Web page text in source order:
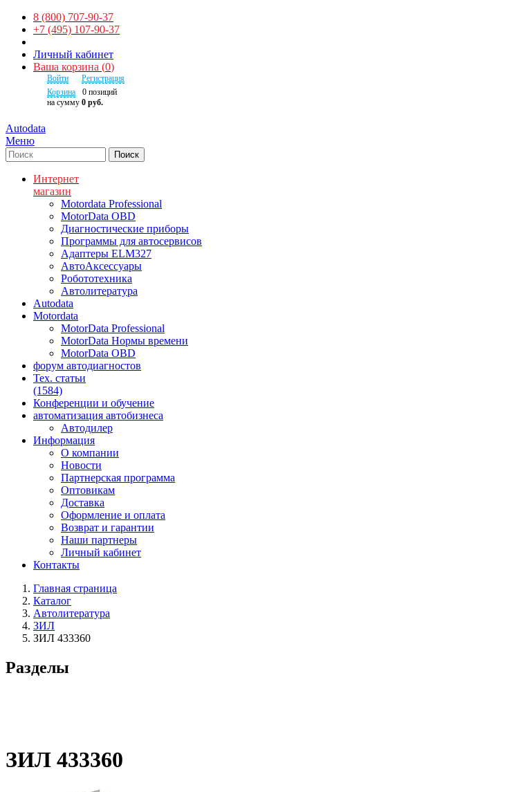
8 (800) 707-90-37
+7 (495) 107-90-37
Личный кабинет
Ваша корзина (0)
Войти
Регистрация
Корзина
0 позиций
на сумму 0 руб.
Autodata
Меню
Поиск
Интернет
магазин
Motordata Professional
MotorData OBD
Диагностические приборы
Программы для автосервисов
Адаптеры ELM327
АвтоАксессуары
Робототехника
Автолитература
Autodata
Motordata
MotorData Professional
MotorData Нормы времени
MotorData OBD
форум автодиагностов
Тех. статьи
(1584)
Конференции и обучение
автоматизация автобизнеса
Автодилер
Информация
О компании
Новости
Партнерская программа
Оптовикам
Доставка
Оформление и оплата
Возврат и гарантии
Наши партнеры
Личный кабинет
Контакты
Главная страница
Каталог
Автолитература
ЗИЛ
ЗИЛ 433360
Разделы
ЗИЛ 433360